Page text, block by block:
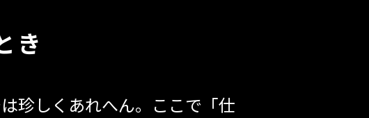
き
珍しくあれへん。ここで「仕